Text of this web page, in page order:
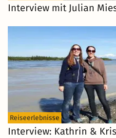
Interview mit Julian
Reiseerlebnisse
Interview: Kathrin &